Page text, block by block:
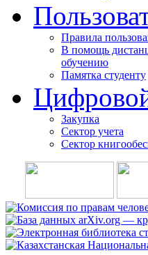
Правила
В помощь
обучению
Памятка студенту
Закупка
Сектор учета
Сектор